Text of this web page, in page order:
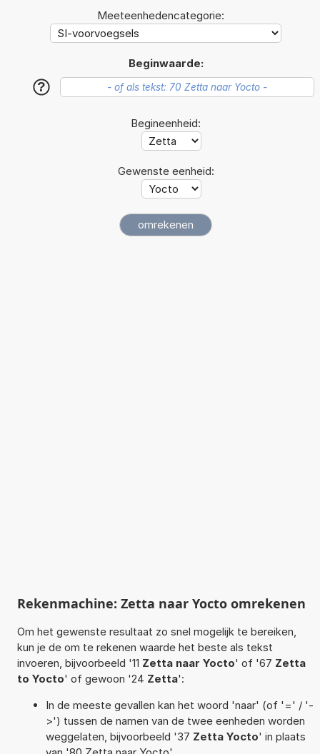
Meeteenhedencategorie:
Beginwaarde:
?
Begineenheid:
Gewenste eenheid:
Rekenmachine: Zetta naar Yocto omrekenen
Om het gewenste resultaat zo snel mogelijk te bereiken,
kun je de om te rekenen waarde het beste als tekst
invoeren, bijvoorbeeld '11 Zetta naar Yocto' of '67 Zetta
to Yocto' of gewoon '24 Zetta':
In de meeste gevallen kan het woord 'naar' (of '=' / '-
>') tussen de namen van de twee eenheden worden
weggelaten, bijvoorbeeld '37 Zetta Yocto' in plaats